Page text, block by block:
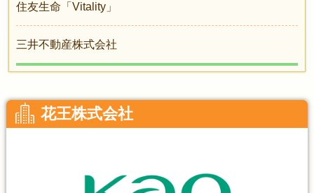
アクセス
お問い合わせ
English
住友生命「Vitality」
三井不動産株式会社
花王株式会社